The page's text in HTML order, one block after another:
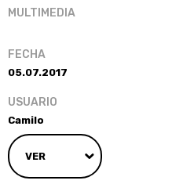
VER
05.07.2017
Camilo